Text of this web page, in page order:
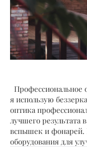
Профессиональное
я использую
оптика
лучшего результата
вспышек и фонарей.
оборудования для